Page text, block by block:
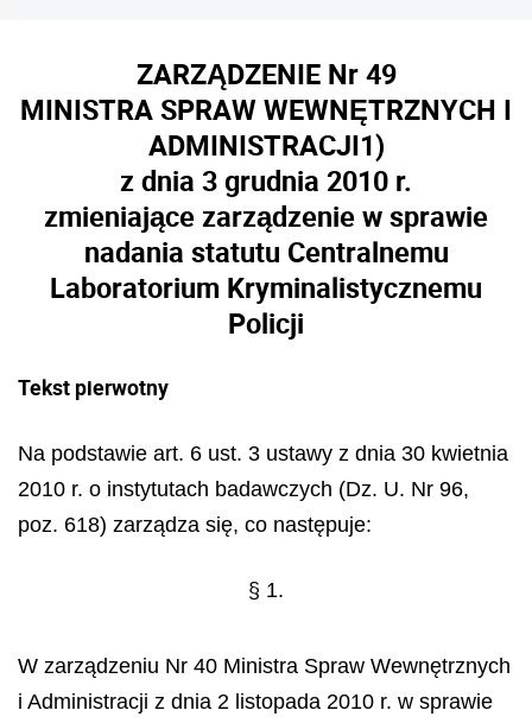
ZARZĄDZENIE Nr 49
MINISTRA SPRAW WEWNĘTRZNYCH I
ADMINISTRACJI1)
z dnia 3 grudnia 2010 r.
zmieniające zarządzenie w sprawie
nadania statutu Centralnemu
Laboratorium Kryminalistycznemu
Policji
Tekst pierwotny
Na podstawie art. 6 ust. 3 ustawy z dnia 30 kwietnia
2010 r. o instytutach badawczych (Dz. U. Nr 96,
poz. 618) zarządza się, co następuje:
§ 1.
W zarządzeniu Nr 40 Ministra Spraw Wewnętrznych
i Administracji z dnia 2 listopada 2010 r. w sprawie